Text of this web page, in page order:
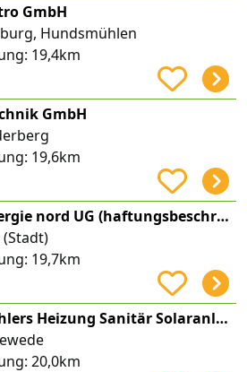
GmbH
Hundsmühlen
19,4km
GmbH
19,6km
S&K energie nord UG (haftungsbeschränkt)
19,7km
Björn Ehlers Heizung Sanitär Solaranlagen
20,0km